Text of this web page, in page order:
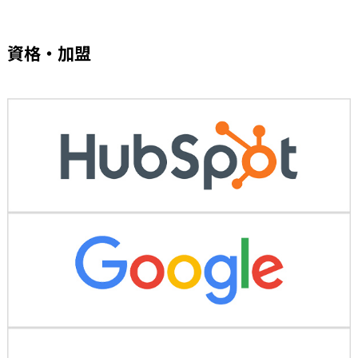
資格・加盟